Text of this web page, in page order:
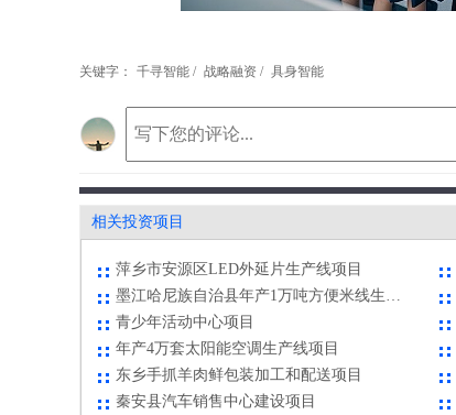
关键字： 千寻智能 / 战略融资 / 具身智能
相关投资项目
五金特殊配件加工项目
金润通化工项目
浓缩胡萝卜汁、胡萝卜汁饮料项目
萍乡市安源区LED外延片生产线项目
青少年活动中心项目
年产4万套太阳能空调生产线项目
东乡手抓羊肉鲜包装加工和配送项目
秦安县汽车销售中心建设项目
五金特殊配件加工项目